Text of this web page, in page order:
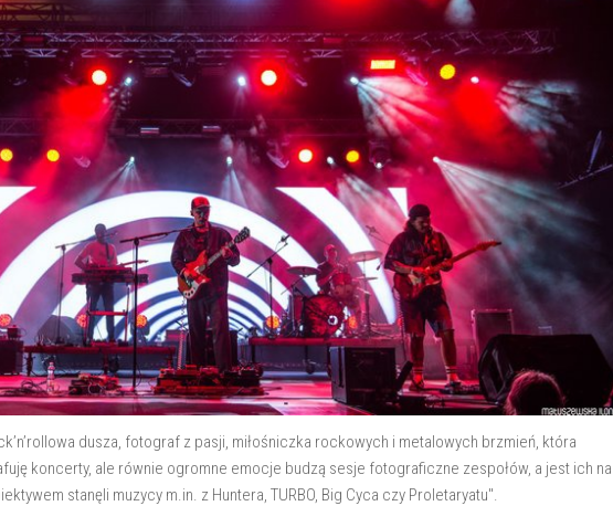
dusza, fotograf z pasji, miłośniczka rockowych i metalowych brzmień, która
koncerty, ale równie ogromne emocje budzą sesje fotograficzne zespołów, a jest ich na
stanęli muzycy m.in. z Huntera, TURBO, Big Cyca czy Proletaryatu".